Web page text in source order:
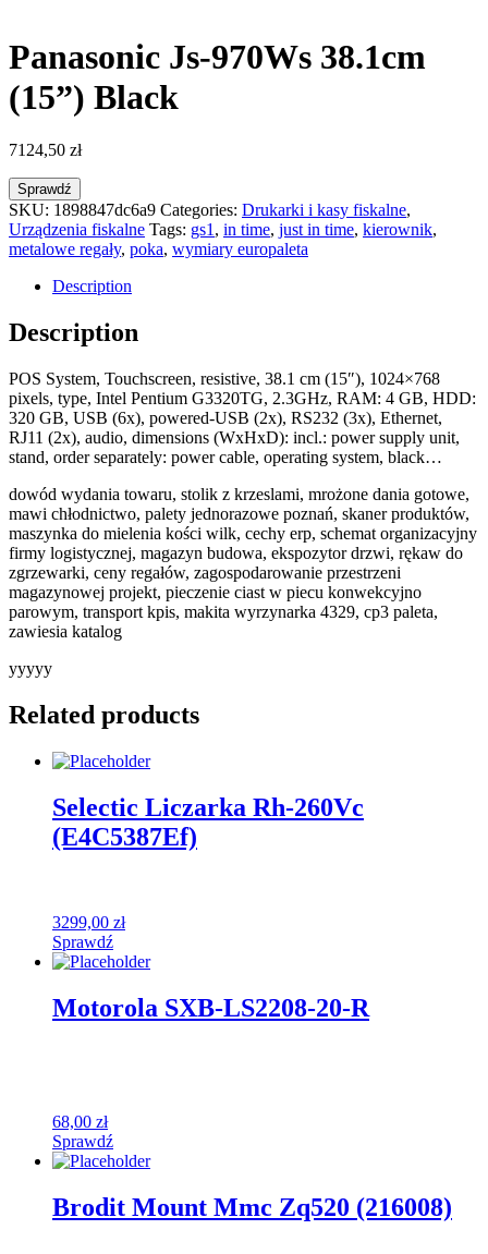
Panasonic Js-970Ws 38.1cm
(15”) Black
7124,50 zł
Sprawdź
SKU: 1898847dc6a9 Categories: Drukarki i kasy fiskalne,
Urządzenia fiskalne Tags: gs1 , in time, just in time, kierownik,
metalowe regały, poka, wymiary europaleta
Description
Description
POS System, Touchscreen, resistive, 38.1 cm (15″), 1024×768
pixels, type, Intel Pentium G3320TG, 2.3GHz, RAM: 4 GB, HDD:
320 GB, USB (6x), powered-USB (2x), RS232 (3x), Ethernet,
RJ11 (2x), audio, dimensions (WxHxD): incl.: power supply unit,
stand, order separately: power cable, operating system, black…
dowód wydania towaru, stolik z krzeslami, mrożone dania gotowe,
mawi chłodnictwo, palety jednorazowe poznań, skaner produktów,
maszynka do mielenia kości wilk, cechy erp, schemat organizacyjny
firmy logistycznej, magazyn budowa, ekspozytor drzwi, rękaw do
zgrzewarki, ceny regałów, zagospodarowanie przestrzeni
magazynowej projekt, pieczenie ciast w piecu konwekcyjno
parowym, transport kpis, makita wyrzynarka 4329, cp3 paleta,
zawiesia katalog
yyyyy
Related products
Selectic Liczarka Rh-260Vc
(E4C5387Ef)
3299,00 zł
Sprawdź
Motorola SXB-LS2208-20-R
68,00 zł
Sprawdź
Brodit Mount Mmc Zq520 (216008)